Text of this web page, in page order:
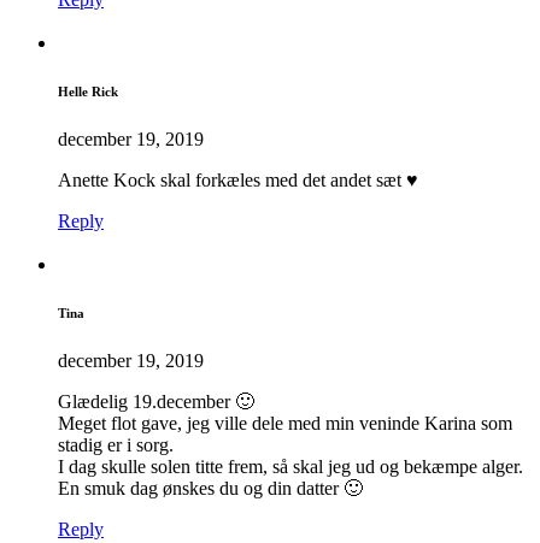
Helle Rick
december 19, 2019
Anette Kock skal forkæles med det andet sæt ♥️
Reply
Tina
december 19, 2019
Glædelig 19.december 🙂
Meget flot gave, jeg ville dele med min veninde Karina som
stadig er i sorg.
I dag skulle solen titte frem, så skal jeg ud og bekæmpe alger.
En smuk dag ønskes du og din datter 🙂
Reply